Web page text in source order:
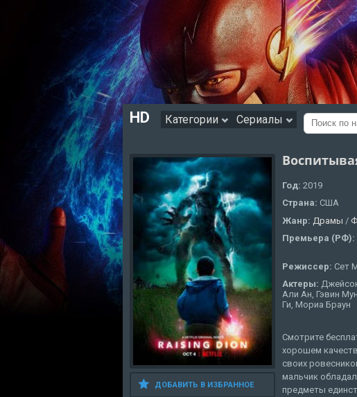
HD Категории Сериалы
ДОБАВИТЬ В ИЗБРАННОЕ
Год: 2019
Страна: США
Жанр: Драмы /
Премьера (РФ):
Режиссер: Сет
Актеры:
Али Ан, Гэвин
Ги, Мориа Браун
Смотрите
хорошем
своих
мальчик
предметы